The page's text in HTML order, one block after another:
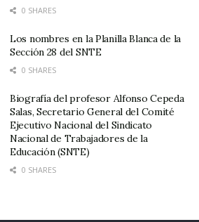
0 SHARES
Los nombres en la Planilla Blanca de la
Sección 28 del SNTE
0 SHARES
Biografía del profesor Alfonso Cepeda
Salas, Secretario General del Comité
Ejecutivo Nacional del Sindicato
Nacional de Trabajadores de la
Educación (SNTE)
0 SHARES